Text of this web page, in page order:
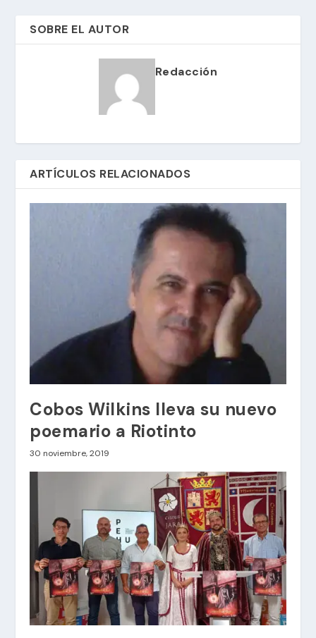
SOBRE EL AUTOR
Redacción
ARTÍCULOS RELACIONADOS
Cobos Wilkins lleva su nuevo
poemario a Riotinto
30 noviembre, 2019